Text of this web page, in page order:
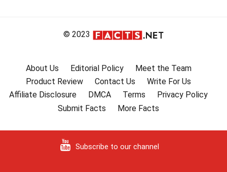
© 2023
About Us Editorial Policy
Meet the Team
Product Review
Contact Us
Write For Us
Affiliate Disclosure
DMCA Terms
Privacy Policy
Submit Facts
More Facts
Subscribe to our channel